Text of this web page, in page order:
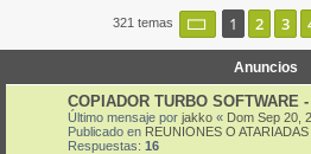
321 temas Página de
1 2 3
Anuncios
COPIADOR TURBO SOFTWARE
Último mensaje por jakko « Dom Sep 20,
Publicado en REUNIONES O ATARIADAS
Respuestas: 16